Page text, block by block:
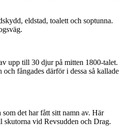
eldstad, toalett och soptunna.
upp till 30 djur på mitten 1800-talet.
och fångades därför i dessa så kallade
det har fått sitt namn av. Här
skutorna vid Revsudden och Drag.